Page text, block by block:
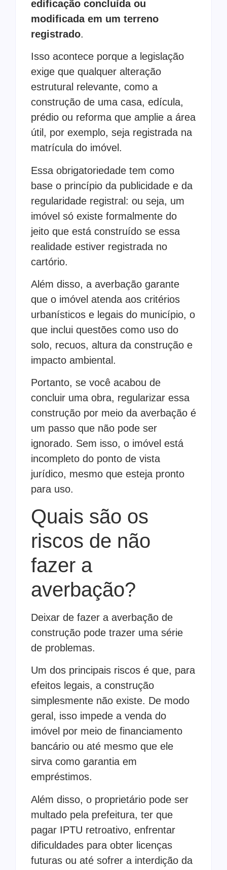
edificação concluída ou
modificada em um terreno
registrado.
Isso acontece porque a legislação
exige que qualquer alteração
estrutural relevante, como a
construção de uma casa, edícula,
prédio ou reforma que amplie a área
útil, por exemplo, seja registrada na
matrícula do imóvel.
Essa obrigatoriedade tem como
base o princípio da publicidade e da
regularidade registral: ou seja, um
imóvel só existe formalmente do
jeito que está construído se essa
realidade estiver registrada no
cartório.
Além disso, a averbação garante
que o imóvel atenda aos critérios
urbanísticos e legais do município, o
que inclui questões como uso do
solo, recuos, altura da construção e
impacto ambiental.
Portanto, se você acabou de
concluir uma obra, regularizar essa
construção por meio da averbação é
um passo que não pode ser
ignorado. Sem isso, o imóvel está
incompleto do ponto de vista
jurídico, mesmo que esteja pronto
para uso.
Quais são os
riscos de não
fazer a
averbação?
Deixar de fazer a averbação de
construção pode trazer uma série
de problemas.
Um dos principais riscos é que, para
efeitos legais, a construção
simplesmente não existe. De modo
geral, isso impede a venda do
imóvel por meio de financiamento
bancário ou até mesmo que ele
sirva como garantia em
empréstimos.
Além disso, o proprietário pode ser
multado pela prefeitura, ter que
pagar IPTU retroativo, enfrentar
dificuldades para obter licenças
futuras ou até sofrer a interdição da